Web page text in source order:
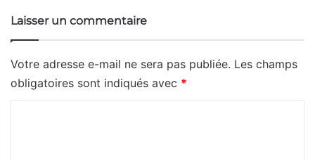
Laisser un commentaire
Votre adresse e-mail ne sera pas publiée. Les champs
obligatoires sont indiqués avec *